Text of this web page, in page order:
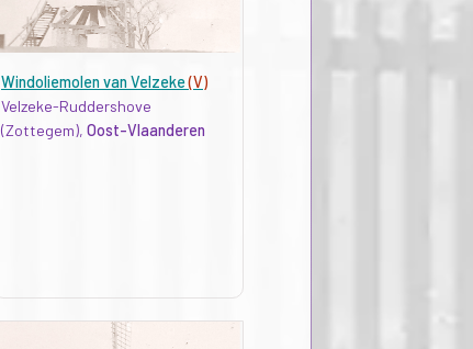
Windoliemolen van Velzeke(V)
Velzeke-Ruddershove
(Zottegem), Oost-Vlaanderen